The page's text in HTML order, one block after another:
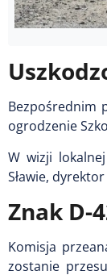
Bezpośrednim
ogrodzenie
W wizji
Sławie,
Znak D-
Komisja
zostanie